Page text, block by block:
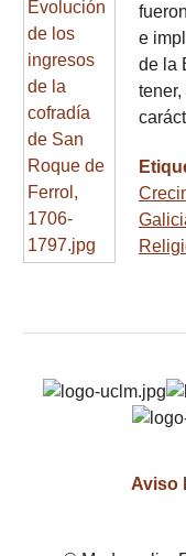
e
de la
Aviso